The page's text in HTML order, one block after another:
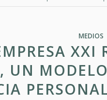
MEDIOS
XXI
UN